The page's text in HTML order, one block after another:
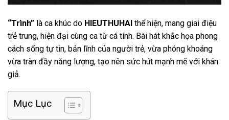
“Trình” là ca khúc do HIEUTHUHAI thể hiện, mang giai điệu
trẻ trung, hiện đại cùng ca từ cá tính. Bài hát khắc họa phong
cách sống tự tin, bản lĩnh của người trẻ, vừa phóng khoáng
vừa tràn đầy năng lượng, tạo nên sức hút mạnh mẽ với khán
giả.
Mục Lục